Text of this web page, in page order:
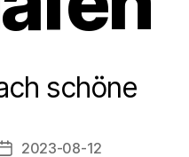
schöne
Beitragsautor
V
o
Veröffentlichungsdatum
2023-08-12